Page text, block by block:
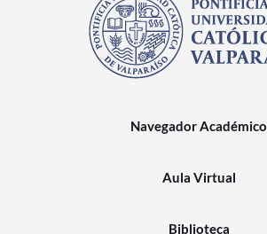
Navegador Académico
Aula Virtual
Biblioteca